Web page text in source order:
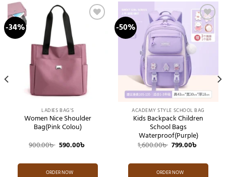
-34%
LADIES BAG'S
Women Nice Shoulder
Bag(Pink Colou)
900.00৳ Original
900.00৳ .
590.00৳
590.00৳ .
ORDER NOW
-50% Add to
wishlist
ACADEMY STYLE SCHOOL BAG
Kids Backpack Children
School Bags
Waterproof(Purple)
1,600.00৳ Original
1,600.00৳ .
799.00৳
799.00৳ .
ORDER NOW